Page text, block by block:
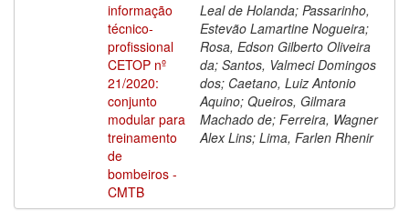
informação
técnico-
profissional
CETOP nº
21/2020:
conjunto
modular para
treinamento
de
bombeiros -
CMTB
Leal de Holanda; Passarinho,
Estevão Lamartine Nogueira;
Rosa, Edson Gilberto Oliveira
da; Santos, Valmeci Domingos
dos; Caetano, Luiz Antonio
Aquino; Queiros, Gilmara
Machado de; Ferreira, Wagner
Alex Lins; Lima, Farlen Rhenir